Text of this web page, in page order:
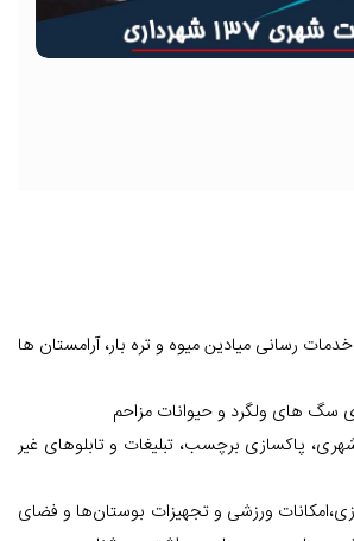
رسانی میادین میوه و تره بار، آرامستان ها
سگ های ولگرد و حیوانات مزاحم
پاکسازی برچسب، تبلیغات و تابلوهای غیر
ورزشی و تجهیزات بوستان‌ها و فضای